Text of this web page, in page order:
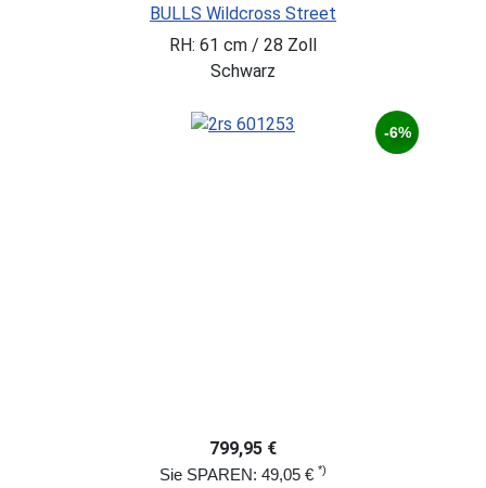
BULLS Wildcross Street
RH: 61 cm / 28 Zoll
Schwarz
-6%
799,95 €
Sie SPAREN: 49,05 € *)